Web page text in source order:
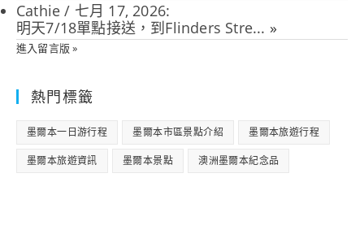
Cathie / 七月 17, 2026:
明天7/18單點接送，到Flinders Stre... »
進入留言版 »
熱門標籤
墨爾本一日游行程 墨爾本市區景點介紹 墨爾本旅遊行程
墨爾本旅遊資訊 墨爾本景點 澳洲墨爾本紀念品